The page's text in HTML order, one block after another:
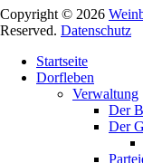
Copyright © 2026
Reserved. Datenschutz
oben
scrollen
Startseite
Dorfleben
Verwaltung
Der
Der